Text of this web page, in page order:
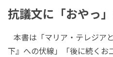
抗議文に「おやっ
本書は「マリア・テレジア
下』への伏線」「後に続くお